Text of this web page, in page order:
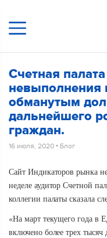
Счетная
обманутым
дальнейшего
граждан.
16 июля, 2020 • Блог
Сайт Индикаторов рынка
неделе аудитор Счетной
коллегии палаты сказала
«На март текущего года в
включено более трех